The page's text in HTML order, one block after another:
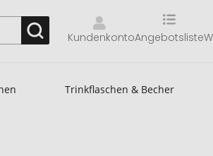
KundenkontoAngebotsliste
Trinkflaschen & Becher